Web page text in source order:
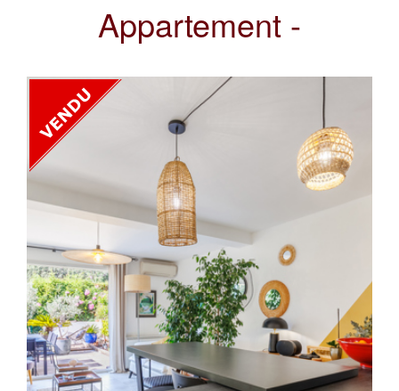
Appartement -